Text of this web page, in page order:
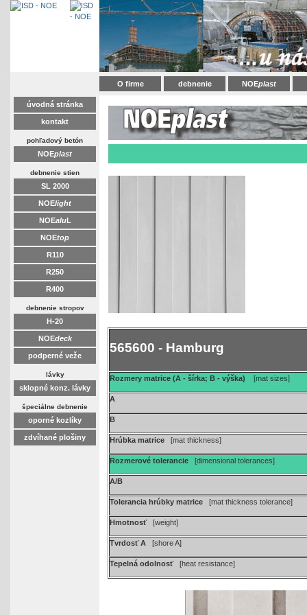
O firme debnenie NOEplast
úvodná stránka
kontakt
pohľadový betón
NOEplast
debnenie stien
SL 2000
NOElight
NOEaluL
NOEtop
R110
R250
R400
debnenie stropov
H-20
NOEdeck
podperné veže
lávky
sklopné konz. lávky
špeciálne debnenie
oporné kozlíky
zdvíhané plošiny
565600 - Hamburg
Rozmery matrice (A - šírka; B - výška) [mat sizes]
A
B
Hrúbka matrice [mat thickness]
Rozmerové tolerancie [dimensional tolerances]
A/B
Tolerancia hrúbky matrice [mat thickness tolerance]
Hmotnosť[weight]
Tvrdosť A [shore A]
Tepelná odolnosť [heat resistance]